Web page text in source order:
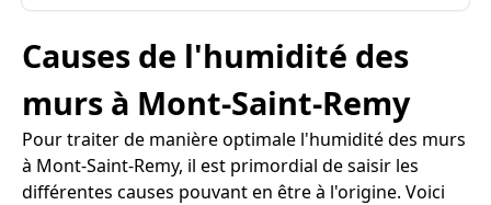
Causes de l'humidité des
murs à Mont-Saint-Remy
Pour traiter de manière optimale l'humidité des murs
à Mont-Saint-Remy, il est primordial de saisir les
différentes causes pouvant en être à l'origine. Voici